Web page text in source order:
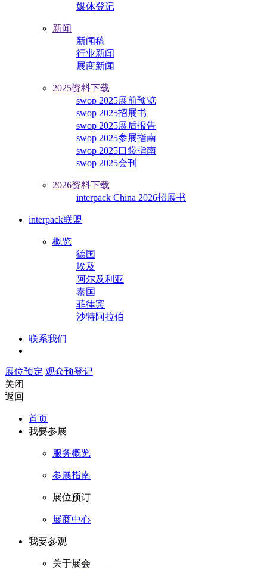
媒体登记
新闻
新闻稿
行业新闻
展商新闻
2025资料下载
swop 2025展前预览
swop 2025招展书
swop 2025展后报告
swop 2025参展指南
swop 2025口袋指南
swop 2025会刊
2026资料下载
interpack China 2026招展书
interpack联盟
概览
德国
埃及
阿尔及利亚
泰国
菲律宾
沙特阿拉伯
联系我们
展位预定 观众预登记
关闭
返回
首页
我要参展
服务概览
参展指南
展位预订
展商中心
我要参观
关于展会